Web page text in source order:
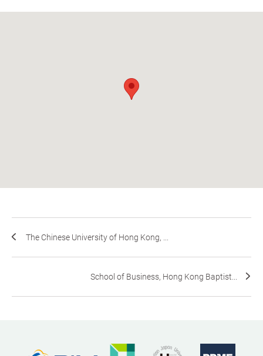
The Chinese University of Hong Kong, ...
School of Business, Hong Kong Baptist...